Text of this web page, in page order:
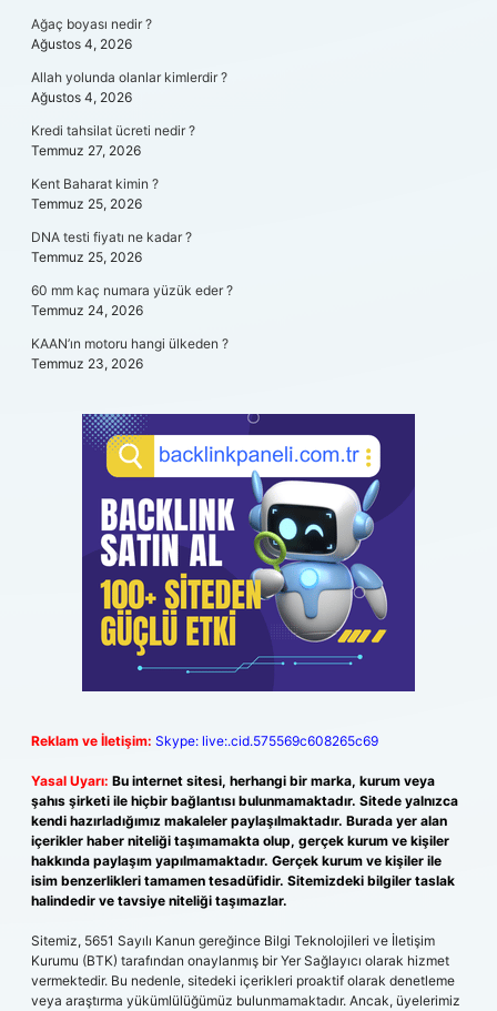
Ağaç boyası nedir ?
Ağustos 4, 2026
Allah yolunda olanlar kimlerdir ?
Ağustos 4, 2026
Kredi tahsilat ücreti nedir ?
Temmuz 27, 2026
Kent Baharat kimin ?
Temmuz 25, 2026
DNA testi fiyatı ne kadar ?
Temmuz 25, 2026
60 mm kaç numara yüzük eder ?
Temmuz 24, 2026
KAAN’ın motoru hangi ülkeden ?
Temmuz 23, 2026
Reklam ve İletişim: Skype: live:.cid.575569c608265c69
Yasal Uyarı: Bu internet sitesi, herhangi bir marka, kurum veya
şahıs şirketi ile hiçbir bağlantısı bulunmamaktadır. Sitede yalnızca
kendi hazırladığımız makaleler paylaşılmaktadır. Burada yer alan
içerikler haber niteliği taşımamakta olup, gerçek kurum ve kişiler
hakkında paylaşım yapılmamaktadır. Gerçek kurum ve kişiler ile
isim benzerlikleri tamamen tesadüfidir. Sitemizdeki bilgiler taslak
halindedir ve tavsiye niteliği taşımazlar.
Sitemiz, 5651 Sayılı Kanun gereğince Bilgi Teknolojileri ve İletişim
Kurumu (BTK) tarafından onaylanmış bir Yer Sağlayıcı olarak hizmet
vermektedir. Bu nedenle, sitedeki içerikleri proaktif olarak denetleme
veya araştırma yükümlülüğümüz bulunmamaktadır. Ancak, üyelerimiz